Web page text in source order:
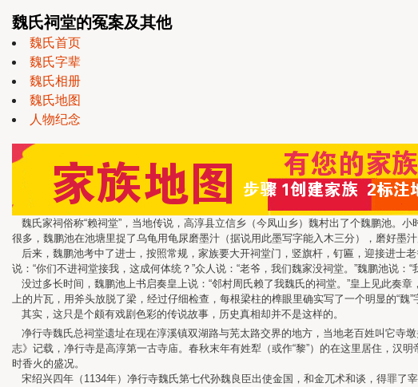
魏氏祠堂的冤案及其他
魏氏首页
魏氏字辈
魏氏相册
魏氏地图
人物纪念
魏氏家祠俗称“赖祠堂”，当地传说，高淳县立信乡（今凤山乡）魏村出了个魏鹏池。
很多，魏鹏池在池塘里捉了乌龟用龟尿磨墨汁（据说用此墨写字能入木三分），磨好墨
后来，魏鹏池考中了进士，按照常规，家族要大开祠堂门，竖旗杆，钉匾，迎接进士
说：“你们不进祠堂接我，这成何体统？”众人说：“老爷，我们魏家没祠堂。”魏鹏池说
没过多长时间，魏鹏池上书启奏皇上说：“邻村周氏赖了我魏氏的祠堂。”皇上见此奏
上的片瓦，用斧头放脱了梁，经过仔细检查，每根梁柱的榫眼里确实写了一个明显的“魏”
其实，这只是个颇有戏剧色彩的传说故事，历史真相却并不是这样的。
净行寺魏氏总祠堂遗址在现在淳溪镇双湖路与芜太路交界的地方，当地老百姓叫它寺
志》记载，净行寺是高淳第一古寺庙。春秋末年有姓犁（或作“黎”）的在这里居住，汉
时香火的盛况。
宋绍兴四年（1134年）净行寺魏氏第七代孙魏良臣出使金国，和金兀术和谈，得罪了